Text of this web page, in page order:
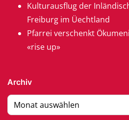
Kulturausflug der
Freiburg im Üechtland
Pfarrei verschenkt
«rise up»
Archiv
Archiv